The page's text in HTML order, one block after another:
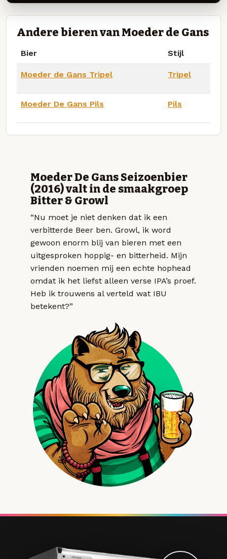
Andere bieren van Moeder de Gans
Bier Stijl
Moeder de Gans Tripel Tripel
Moeder De Gans Pils Pils
Moeder De Gans Seizoenbier
(2016) valt in de smaakgroep
Bitter & Growl
“Nu moet je niet denken dat ik een
verbitterde Beer ben. Growl, ik word
gewoon enorm blij van bieren met een
uitgesproken hoppig- en bitterheid. Mijn
vrienden noemen mij een echte hophead
omdat ik het liefst alleen verse IPA’s proef.
Heb ik trouwens al verteld wat IBU
betekent?”